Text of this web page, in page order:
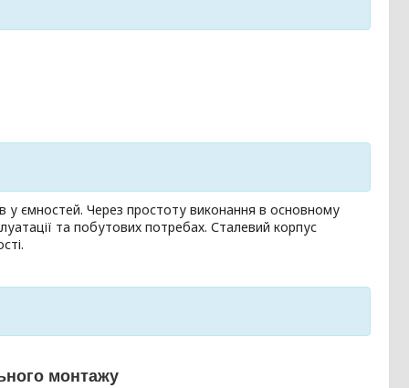
у ємностей. Через простоту виконання в основному
та побутових потребах. Сталевий корпус
монтажу